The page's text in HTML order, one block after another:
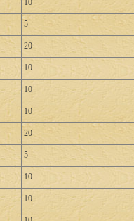
10
5
20
10
10
10
20
5
10
10